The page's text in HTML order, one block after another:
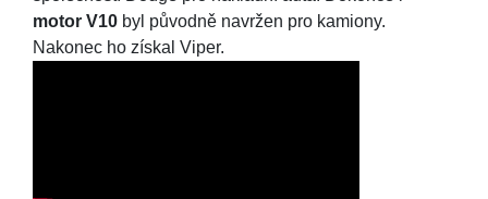
motor V10 byl původně navržen pro kamiony.
Nakonec ho získal Viper.